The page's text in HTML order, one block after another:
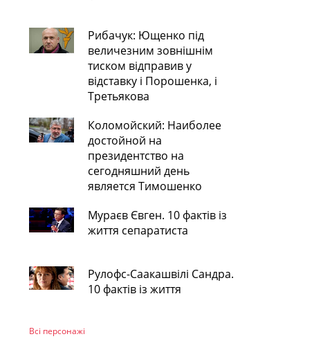
Рибачук: Ющенко під
величезним зовнішнім
тиском відправив у
відставку і Порошенка, і
Третьякова
Коломойский: Наиболее
достойной на
президентство на
сегодняшний день
является Тимошенко
Мураєв Євген. 10 фактів із
життя сепаратиста
Рулофс-Саакашвілі Сандра.
10 фактів із життя
Всі персонажi